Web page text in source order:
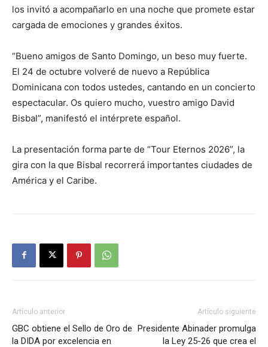
los invitó a acompañarlo en una noche que promete estar
cargada de emociones y grandes éxitos.
“Bueno amigos de Santo Domingo, un beso muy fuerte.
El 24 de octubre volveré de nuevo a República
Dominicana con todos ustedes, cantando en un concierto
espectacular. Os quiero mucho, vuestro amigo David
Bisbal”, manifestó el intérprete español.
La presentación forma parte de “Tour Eternos 2026”, la
gira con la que Bisbal recorrerá importantes ciudades de
América y el Caribe.
Artículo anterior
GBC obtiene el Sello de Oro de
la DIDA por excelencia en
Artículo siguiente
Presidente Abinader promulga
la Ley 25-26 que crea el